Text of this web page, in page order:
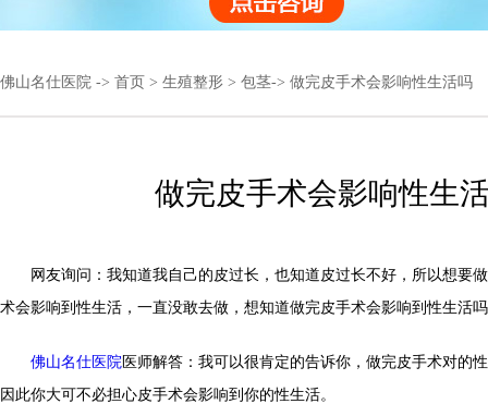
佛山名仕医院 -> 首页 > 生殖整形 > 包茎-> 做完皮手术会影响性生活吗
做完皮手术会影响性生
网友询问：我知道我自己的皮过长，也知道皮过长不好，所以想要
术会影响到性生活，一直没敢去做，想知道做完皮手术会影响到性生活
佛山名仕医院 医师解答：我可以很肯定的告诉你，做完皮手术对的
因此你大可不必担心皮手术会影响到你的性生活。